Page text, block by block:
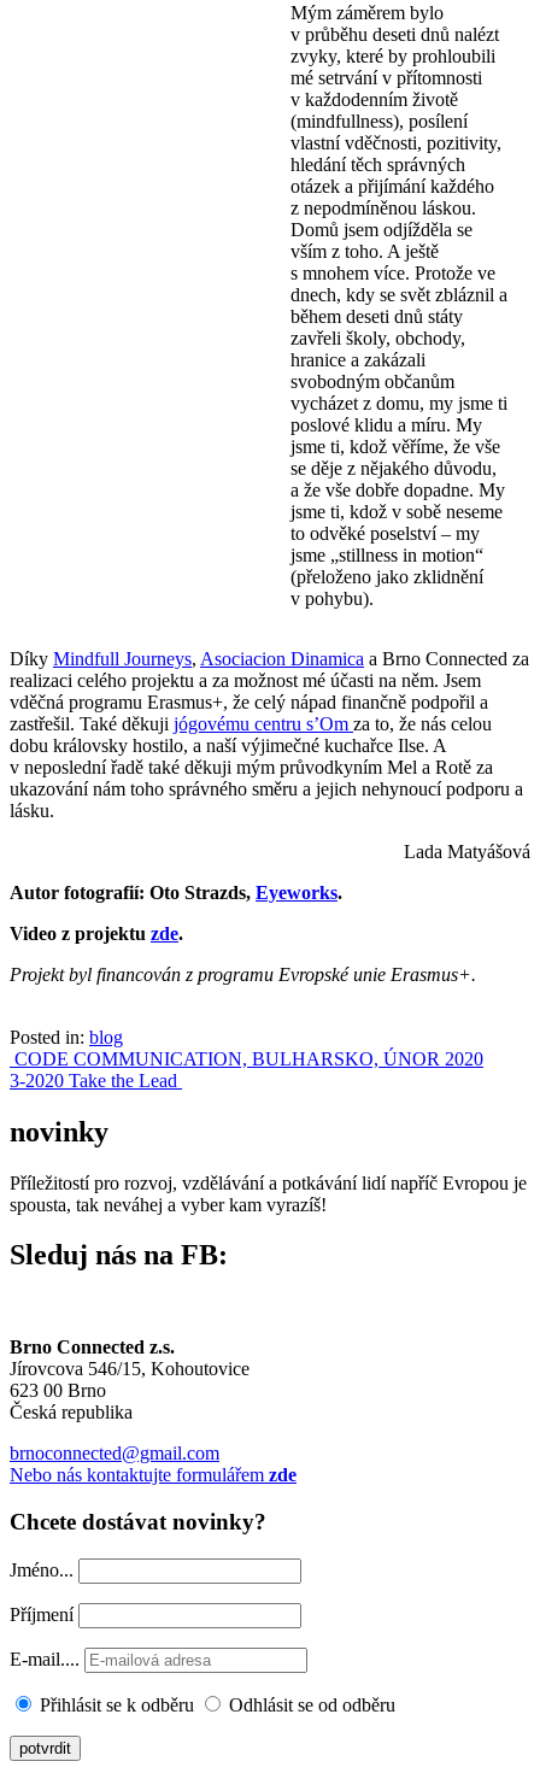
Mým záměrem bylo
v průběhu deseti dnů nalézt
zvyky, které by prohloubili
mé setrvání v přítomnosti
v každodenním životě
(mindfullness), posílení
vlastní vděčnosti, pozitivity,
hledání těch správných
otázek a přijímání každého
z nepodmíněnou láskou.
Domů jsem odjížděla se
vším z toho. A ještě
s mnohem více. Protože ve
dnech, kdy se svět zbláznil a
během deseti dnů státy
zavřeli školy, obchody,
hranice a zakázali
svobodným občanům
vycházet z domu, my jsme ti
poslové klidu a míru. My
jsme ti, kdož věříme, že vše
se děje z nějakého důvodu,
a že vše dobře dopadne. My
jsme ti, kdož v sobě neseme
to odvěké poselství – my
jsme „stillness in motion“
(přeloženo jako zklidnění
v pohybu).
Díky Mindfull Journeys, Asociacion Dinamica a Brno Connected za
realizaci celého projektu a za možnost mé účasti na něm. Jsem
vděčná programu Erasmus+, že celý nápad finančně podpořil a
zastřešil. Také děkuji jógovému centru s’Om za to, že nás celou
dobu královsky hostilo, a naší výjimečné kuchařce Ilse. A
v neposlední řadě také děkuji mým průvodkyním Mel a Rotě za
ukazování nám toho správného směru a jejich nehynoucí podporu a
lásku.
Lada Matyášová
Autor fotografií: Oto Strazds, Eyeworks.
Video z projektu zde.
Projekt byl financován z programu Evropské unie Erasmus+.
Posted in: blog
Post
navigation
CODE COMMUNICATION, BULHARSKO, ÚNOR 2020
3-2020 Take the Lead
novinky
Příležitostí pro rozvoj, vzdělávání a potkávání lidí napříč Evropou je
spousta, tak neváhej a vyber kam vyrazíš!
Sleduj nás na FB:
Brno Connected z.s.
Jírovcova 546/15, Kohoutovice
623 00 Brno
Česká republika
brnoconnected@gmail.com
Nebo nás kontaktujte formulářem zde
Chcete dostávat novinky?
Jméno...
Příjmení
E-mail....
Přihlásit se k odběru Odhlásit se od odběru